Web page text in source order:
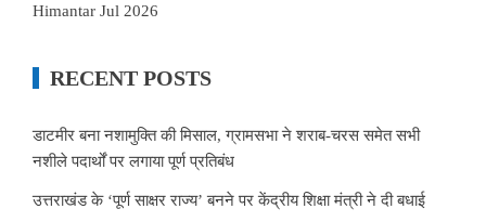
Himantar Jul 2026
RECENT POSTS
डाटमीर बना नशामुक्ति की मिसाल, ग्रामसभा ने शराब-चरस समेत सभी
नशीले पदार्थों पर लगाया पूर्ण प्रतिबंध
उत्तराखंड के ‘पूर्ण साक्षर राज्य’ बनने पर केंद्रीय शिक्षा मंत्री ने दी बधाई